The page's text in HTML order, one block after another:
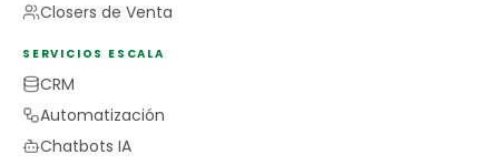
Closers de Venta
SERVICIOS ESCALA
CRM
Automatización
Chatbots IA